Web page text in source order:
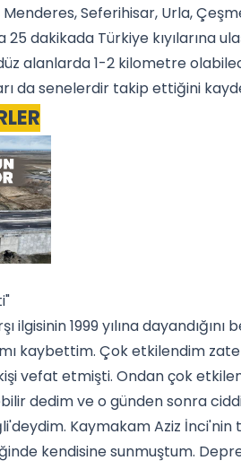
Seferihisar, Urla,
25 dakikada Türkiye kıyılarına
alanlarda 1-2 kilometre
da senelerdir takip ettiğini
ilgisinin 1999 yılına
kaybettim. Çok etkilendim
vefat etmişti. Ondan çok
dedim ve o günden sonra
Kaymakam Aziz İnci'nin
kendisine sunmuştum.